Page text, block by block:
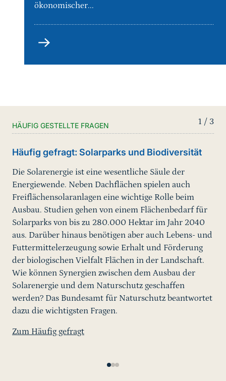
ökonomischer...
Wasserkraft
HÄUFIG GESTELLTE FRAGEN 1 / 3
Häufig gefragt: Solarparks und Biodiversität
Die Solarenergie ist eine wesentliche Säule der
Energiewende. Neben Dachflächen spielen auch
Freiflächensolaranlagen eine wichtige Rolle beim
Ausbau. Studien gehen von einem Flächenbedarf für
Solarparks von bis zu 280.000 Hektar im Jahr 2040
aus. Darüber hinaus benötigen aber auch Lebens- und
Futtermittelerzeugung sowie Erhalt und Förderung
der biologischen Vielfalt Flächen in der Landschaft.
Wie können Synergien zwischen dem Ausbau der
Solarenergie und dem Naturschutz geschaffen
werden? Das Bundesamt für Naturschutz beantwortet
dazu die wichtigsten Fragen.
Zum Häufig gefragt